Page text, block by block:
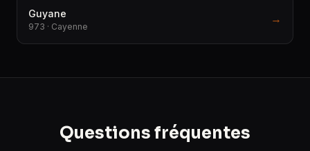
Guyane
973 · Cayenne
→
Questions fréquentes